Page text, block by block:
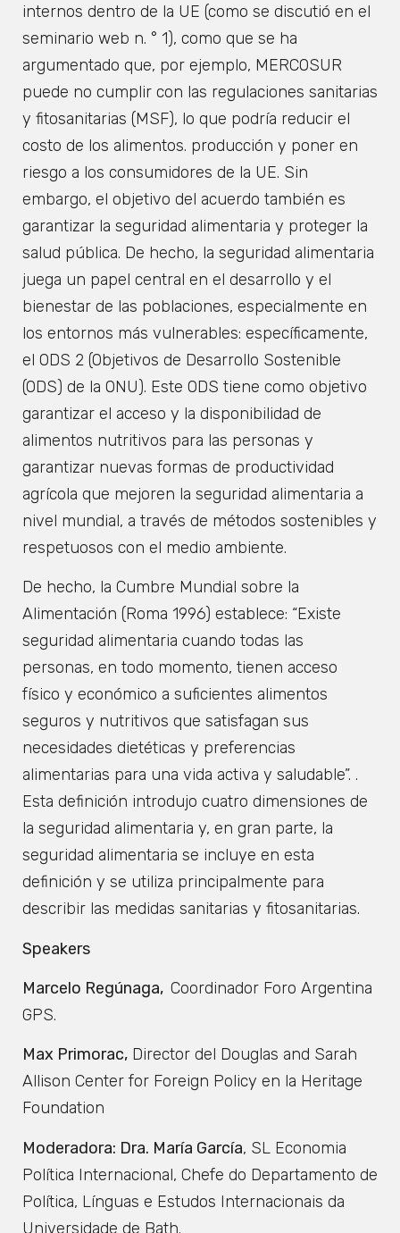
internos dentro de la UE (como se discutió en el
seminario web n. ° 1), como que se ha
argumentado que, por ejemplo, MERCOSUR
puede no cumplir con las regulaciones sanitarias
y fitosanitarias (MSF), lo que podría reducir el
costo de los alimentos. producción y poner en
riesgo a los consumidores de la UE. Sin
embargo, el objetivo del acuerdo también es
garantizar la seguridad alimentaria y proteger la
salud pública. De hecho, la seguridad alimentaria
juega un papel central en el desarrollo y el
bienestar de las poblaciones, especialmente en
los entornos más vulnerables: específicamente,
el ODS 2 (Objetivos de Desarrollo Sostenible
(ODS) de la ONU). Este ODS tiene como objetivo
garantizar el acceso y la disponibilidad de
alimentos nutritivos para las personas y
garantizar nuevas formas de productividad
agrícola que mejoren la seguridad alimentaria a
nivel mundial, a través de métodos sostenibles y
respetuosos con el medio ambiente.
De hecho, la Cumbre Mundial sobre la
Alimentación (Roma 1996) establece: “Existe
seguridad alimentaria cuando todas las
personas, en todo momento, tienen acceso
físico y económico a suficientes alimentos
seguros y nutritivos que satisfagan sus
necesidades dietéticas y preferencias
alimentarias para una vida activa y saludable”. .
Esta definición introdujo cuatro dimensiones de
la seguridad alimentaria y, en gran parte, la
seguridad alimentaria se incluye en esta
definición y se utiliza principalmente para
describir las medidas sanitarias y fitosanitarias.
Speakers
Marcelo Regúnaga, Coordinador Foro Argentina
GPS.
Max Primorac, Director del Douglas and Sarah
Allison Center for Foreign Policy en la Heritage
Foundation
Moderadora: Dra. María García, SL Economia
Política Internacional, Chefe do Departamento de
Política, Línguas e Estudos Internacionais da
Universidade de Bath.